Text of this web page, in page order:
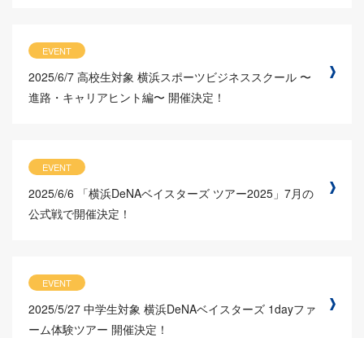
EVENT
2025/6/7 高校生対象 横浜スポーツビジネススクール 〜
進路・キャリアヒント編〜 開催決定！
EVENT
2025/6/6
「横浜DeNAベイスターズ ツアー2025」7月の
公式戦で開催決定！
EVENT
2025/5/27 中学生対象 横浜DeNAベイスターズ 1dayファ
ーム体験ツアー 開催決定！